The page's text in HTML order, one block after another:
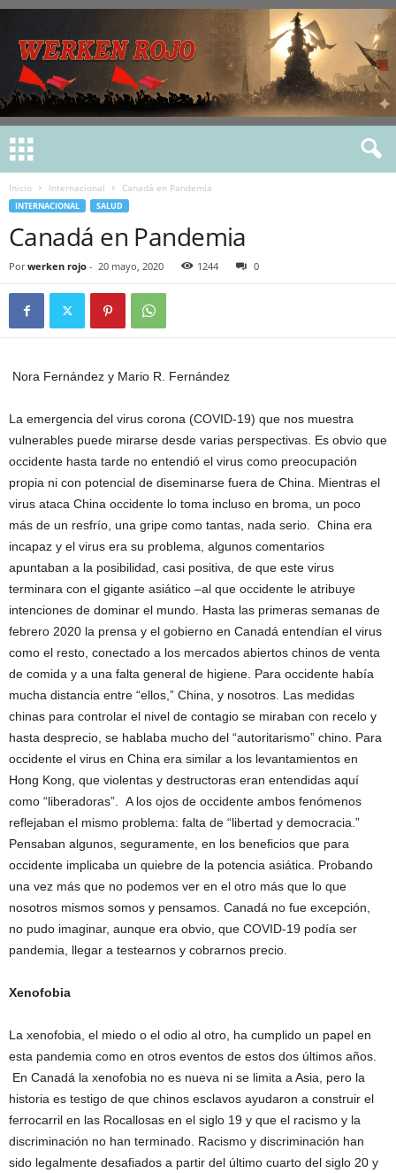
Inicio Internacional Canadá en Pandemia
INTERNACIONAL SALUD
Canadá en Pandemia
Por werken rojo - 20 mayo, 2020 1244 0
Nora Fernández y Mario R. Fernández
La emergencia del virus corona (COVID-19) que nos muestra
vulnerables puede mirarse desde varias perspectivas. Es obvio que
occidente hasta tarde no entendió el virus como preocupación
propia ni con potencial de diseminarse fuera de China. Mientras el
virus ataca China occidente lo toma incluso en broma, un poco
más de un resfrío, una gripe como tantas, nada serio. China era
incapaz y el virus era su problema, algunos comentarios
apuntaban a la posibilidad, casi positiva, de que este virus
terminara con el gigante asiático –al que occidente le atribuye
intenciones de dominar el mundo. Hasta las primeras semanas de
febrero 2020 la prensa y el gobierno en Canadá entendían el virus
como el resto, conectado a los mercados abiertos chinos de venta
de comida y a una falta general de higiene. Para occidente había
mucha distancia entre “ellos,” China, y nosotros. Las medidas
chinas para controlar el nivel de contagio se miraban con recelo y
hasta desprecio, se hablaba mucho del “autoritarismo” chino. Para
occidente el virus en China era similar a los levantamientos en
Hong Kong, que violentas y destructoras eran entendidas aquí
como “liberadoras”. A los ojos de occidente ambos fenómenos
reflejaban el mismo problema: falta de “libertad y democracia.”
Pensaban algunos, seguramente, en los beneficios que para
occidente implicaba un quiebre de la potencia asiática. Probando
una vez más que no podemos ver en el otro más que lo que
nosotros mismos somos y pensamos. Canadá no fue excepción,
no pudo imaginar, aunque era obvio, que COVID-19 podía ser
pandemia, llegar a testearnos y cobrarnos precio.
Xenofobia
La xenofobia, el miedo o el odio al otro, ha cumplido un papel en
esta pandemia como en otros eventos de estos dos últimos años.
En Canadá la xenofobia no es nueva ni se limita a Asia, pero la
historia es testigo de que chinos esclavos ayudaron a construir el
ferrocarril en las Rocallosas en el siglo 19 y que el racismo y la
discriminación no han terminado. Racismo y discriminación han
sido legalmente desafiados a partir del último cuarto del siglo 20 y